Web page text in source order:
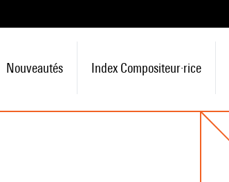
Nouveautés Index Compositeur·rice